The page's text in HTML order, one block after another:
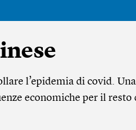
l’epidemia di covid.
economiche per il